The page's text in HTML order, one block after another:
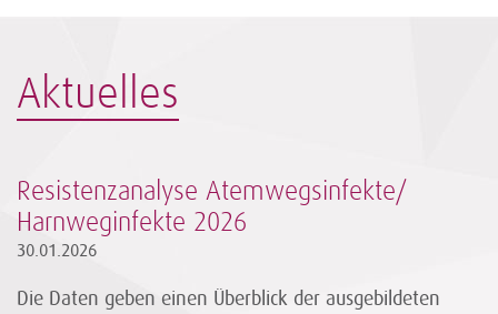
Aktuelles
Resistenzanalyse Atemwegsinfekte/
Harnweginfekte 2026
30.01.2026
Die Daten geben einen Überblick der ausgebildeten